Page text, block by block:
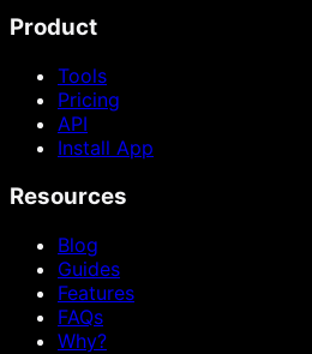
Product
Tools
Pricing
API
Install App
Resources
Blog
Guides
Features
FAQs
Why?